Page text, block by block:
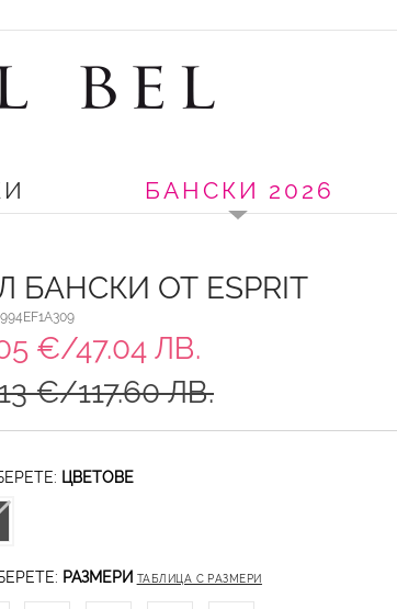
БАНСКИ 2026
БАНСКИ ОТ ESPRIT
€/47.04 ЛВ.
€/117.60 ЛВ.
ЦВЕТОВЕ
РАЗМЕРИ ТАБЛИЦА С РАЗМЕРИ